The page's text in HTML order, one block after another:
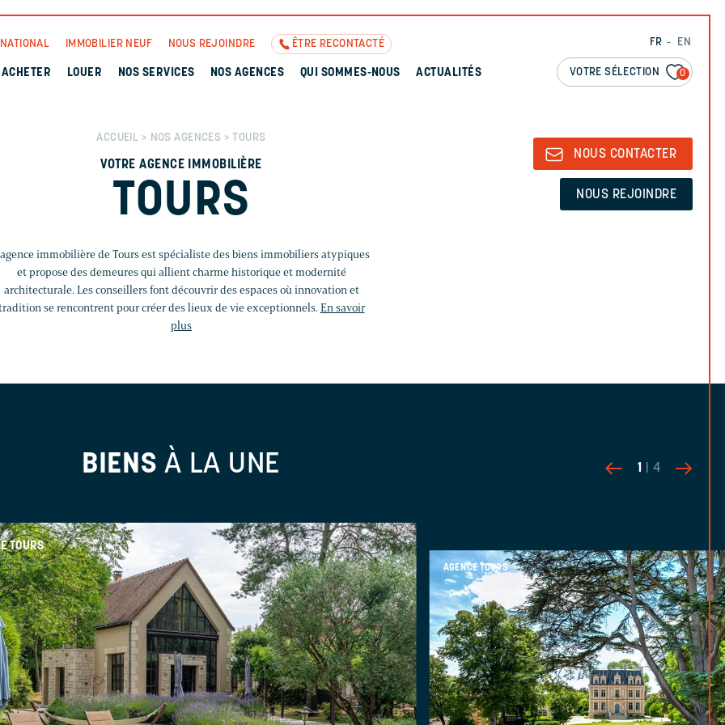
FR EN
VOTRE SÉLECTION 0
IMMOBILIER NEUF NOUS REJOINDRE ÊTRE RECONTACTÉ
ACHETER LOUER NOS SERVICES NOS AGENCES QUI SOMMES-NOUS ACTUALITÉS
ACCUEIL > NOS AGENCES > TOURS
VOTRE AGENCE IMMOBILIÈRE
TOURS
immobilière de Tours est spécialiste des biens immobiliers atypiques
et propose des demeures qui allient charme historique et modernité
architecturale. Les conseillers font découvrir des espaces où innovation et
se rencontrent pour créer des lieux de vie exceptionnels.En savoir
plus
NOUS CONTACTER
NOUS REJOINDRE
BIENSÀ LA UNE 1 | 4
TOURS
AGENCE TOURS